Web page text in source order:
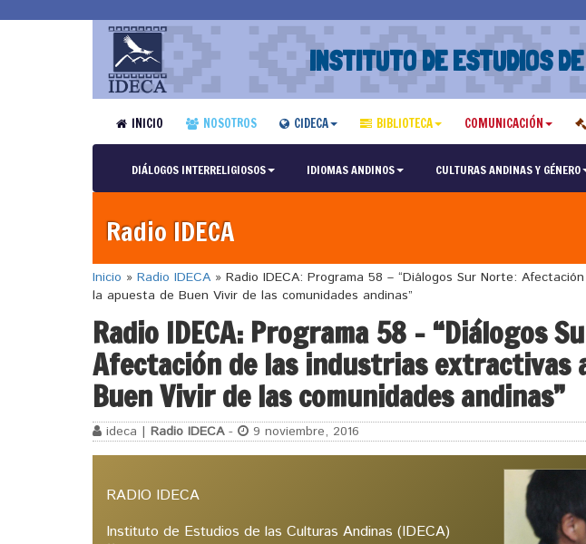
INSTITUTO DE ESTUDIOS
INICIO NOSOTROS CIDECA BIBLIOTECA COMUNICACIÓN
DIÁLOGOS INTERRELIGIOSOS IDIOMAS ANDINOS CULTURAS ANDINAS Y GÉNERO
Radio IDECA
Inicio » Radio IDECA » Radio IDECA: Programa 58 – “Diálogos Sur Norte:
la apuesta de Buen Vivir de las comunidades andinas”
Radio IDECA: Programa 58 – “Diálogos
Afectación de las industrias extractivas
Buen Vivir de las comunidades andinas”
ideca | Radio IDECA- 9 noviembre, 2016
RADIO IDECA
Instituto de Estudios de las Culturas Andinas (IDECA)